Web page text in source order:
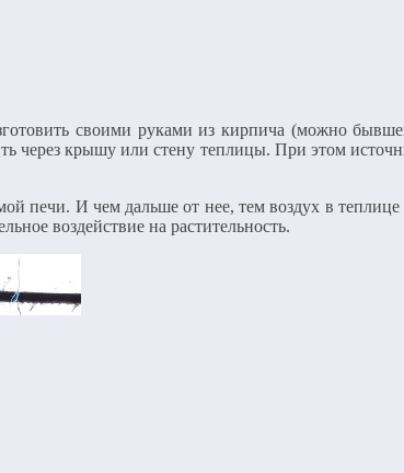
своими руками из кирпича (можно
через крышу или стену теплицы. При этом
печи. И чем дальше от нее, тем воздух в теплице
воздействие на растительность.